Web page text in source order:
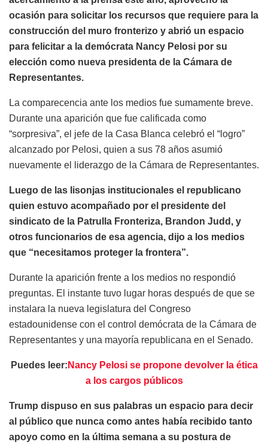
ocasión para solicitar los recursos que requiere para la
construcción del muro fronterizo y abrió un espacio
para felicitar a la demócrata Nancy Pelosi por su
elección como nueva presidenta de la Cámara de
Representantes.
La comparecencia ante los medios fue sumamente breve.
Durante una aparición que fue calificada como
“sorpresiva”, el jefe de la Casa Blanca celebró el “logro”
alcanzado por Pelosi, quien a sus 78 años asumió
nuevamente el liderazgo de la Cámara de Representantes.
Luego de las lisonjas institucionales el republicano
quien estuvo acompañado por el presidente del
sindicato de la Patrulla Fronteriza, Brandon Judd, y
otros funcionarios de esa agencia, dijo a los medios
que “necesitamos proteger la frontera”.
Durante la aparición frente a los medios no respondió
preguntas. El instante tuvo lugar horas después de que se
instalara la nueva legislatura del Congreso
estadounidense con el control demócrata de la Cámara de
Representantes y una mayoría republicana en el Senado.
Puedes leer: Nancy Pelosi se propone devolver la ética
a los cargos públicos
Trump dispuso en sus palabras un espacio para decir
al público que nunca como antes había recibido tanto
apoyo como en la última semana a su postura de